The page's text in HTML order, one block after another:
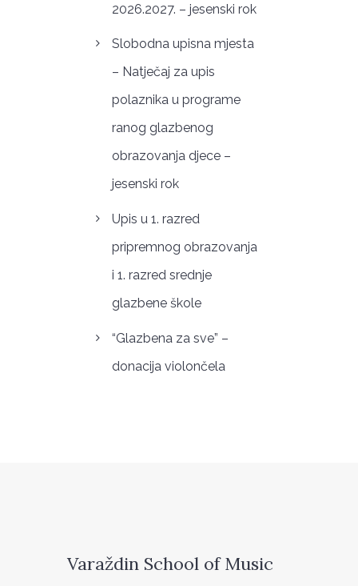
2026.2027. – jesenski rok
Slobodna upisna mjesta
– Natječaj za upis
polaznika u programe
ranog glazbenog
obrazovanja djece –
jesenski rok
Upis u 1. razred
pripremnog obrazovanja
i 1. razred srednje
glazbene škole
“Glazbena za sve” –
donacija violončela
Varaždin School of Music